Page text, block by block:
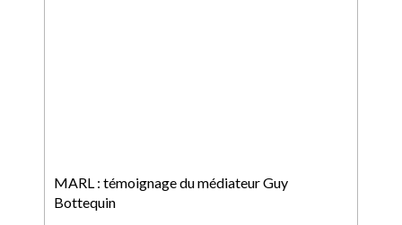
MARL : témoignage du médiateur Guy
Bottequin